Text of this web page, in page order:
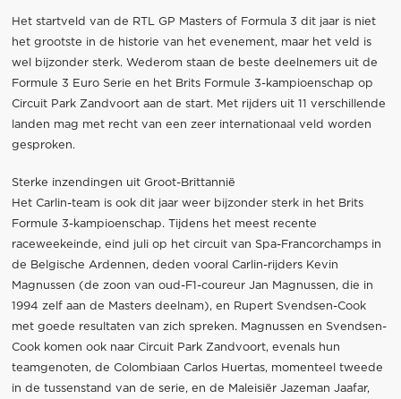
Het startveld van de RTL GP Masters of Formula 3 dit jaar is niet
het grootste in de historie van het evenement, maar het veld is
wel bijzonder sterk. Wederom staan de beste deelnemers uit de
Formule 3 Euro Serie en het Brits Formule 3-kampioenschap op
Circuit Park Zandvoort aan de start. Met rijders uit 11 verschillende
landen mag met recht van een zeer internationaal veld worden
gesproken.
Sterke inzendingen uit Groot-Brittannië
Het Carlin-team is ook dit jaar weer bijzonder sterk in het Brits
Formule 3-kampioenschap. Tijdens het meest recente
raceweekeinde, eind juli op het circuit van Spa-Francorchamps in
de Belgische Ardennen, deden vooral Carlin-rijders Kevin
Magnussen (de zoon van oud-F1-coureur Jan Magnussen, die in
1994 zelf aan de Masters deelnam), en Rupert Svendsen-Cook
met goede resultaten van zich spreken. Magnussen en Svendsen-
Cook komen ook naar Circuit Park Zandvoort, evenals hun
teamgenoten, de Colombiaan Carlos Huertas, momenteel tweede
in de tussenstand van de serie, en de Maleisiër Jazeman Jaafar,